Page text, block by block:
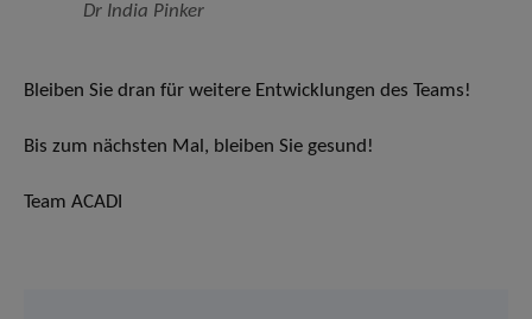
Dr India Pinker
Bleiben Sie dran für weitere Entwicklungen des Teams!
Bis zum nächsten Mal, bleiben Sie gesund!
Team ACADI